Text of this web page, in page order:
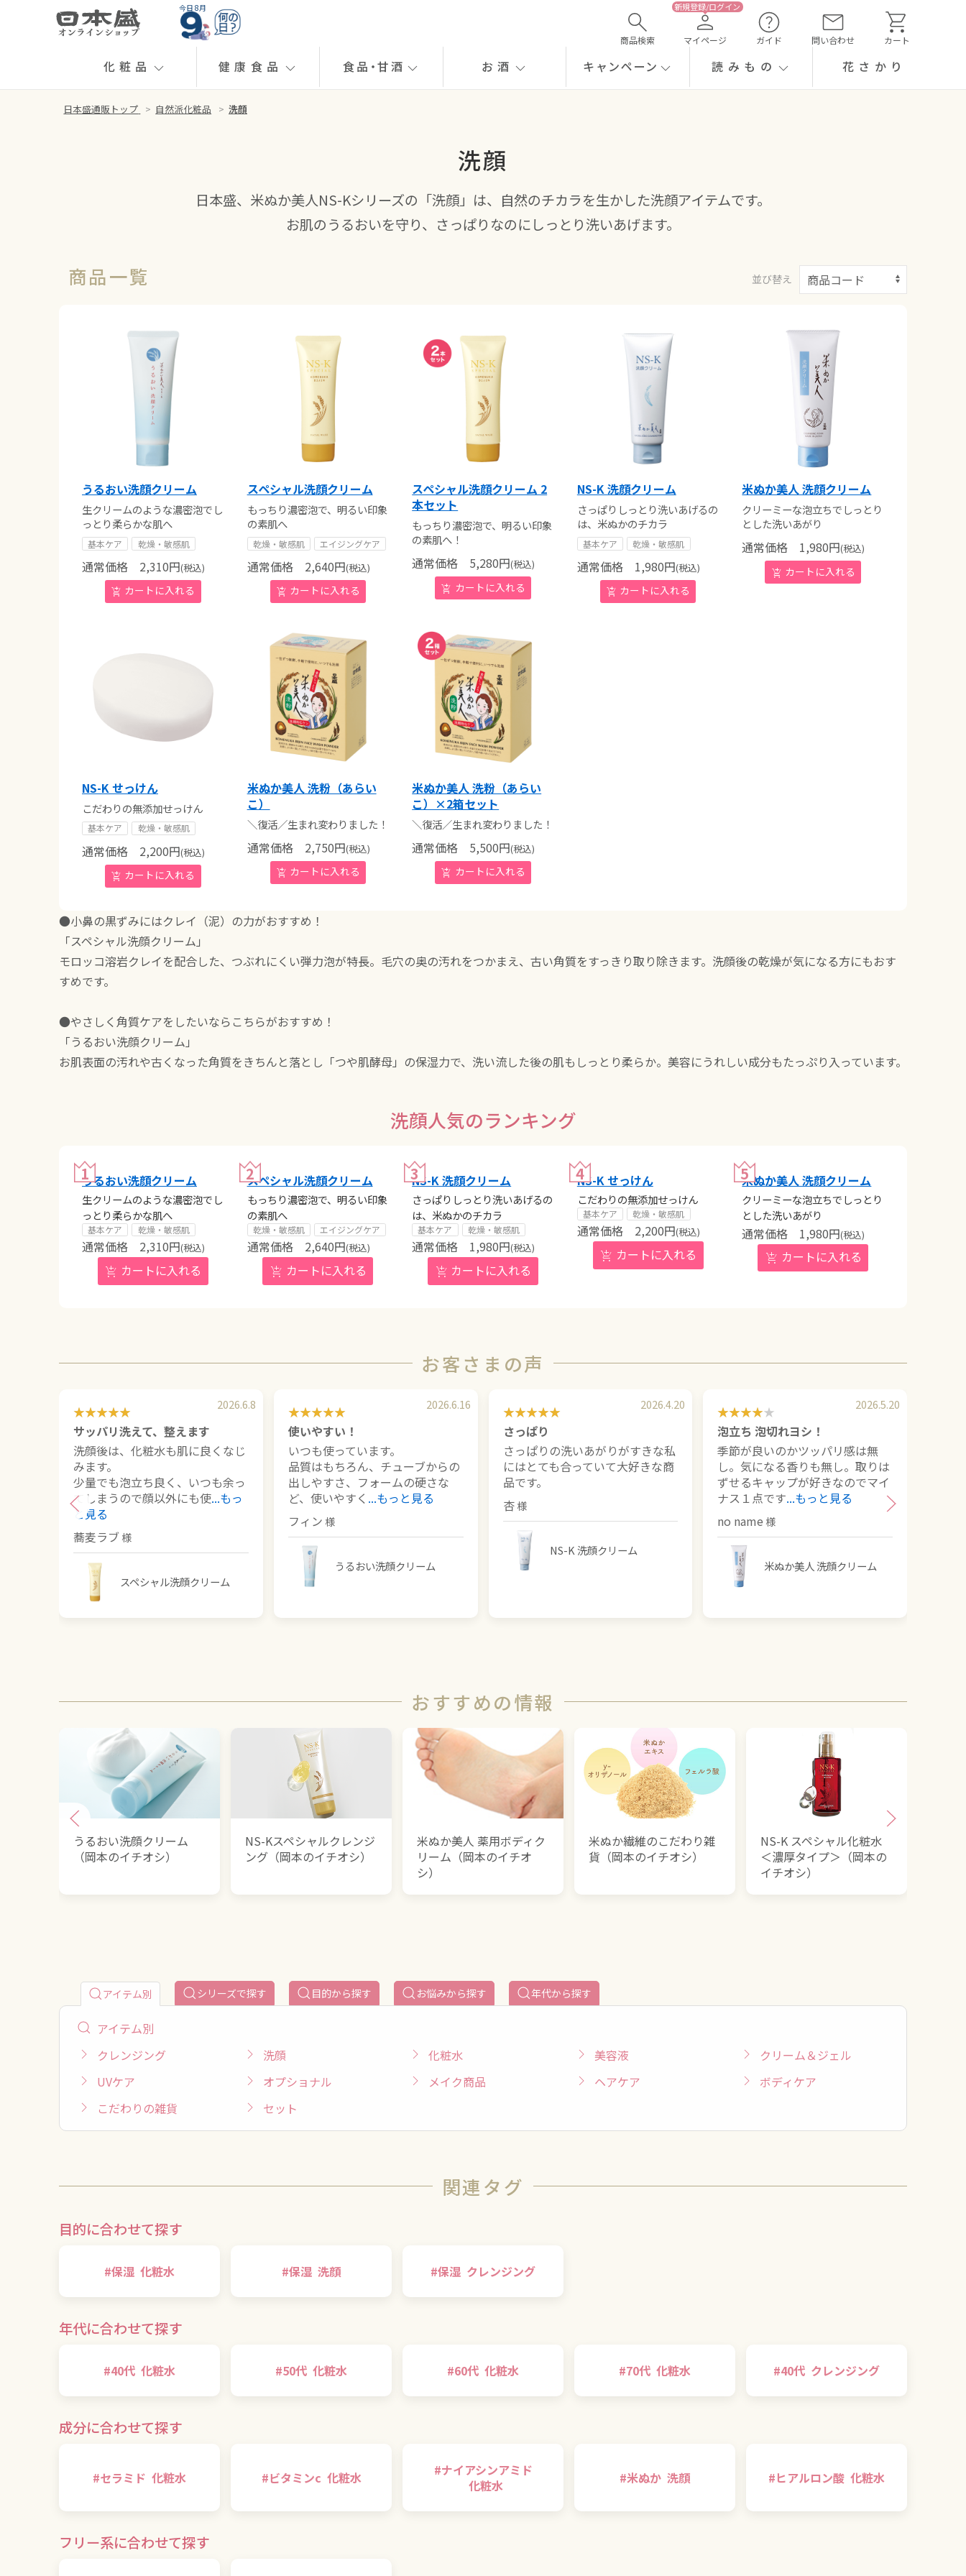
今日 8月
商品検索 マイページ ガイド 問い合わせ カート
化粧品 健康食品 食品・甘酒 お酒 キャンペーン 読みもの 花さかり
日本盛通販トップ > 自然派化粧品 > 洗顔
洗顔
日本盛、米ぬか美人NS-Kシリーズの「洗顔」は、自然のチカラを生かした洗顔アイテムです。
お肌のうるおいを守り、さっぱりなのにしっとり洗いあげます。
並び替え
商品一覧
うるおい洗顔クリーム
生クリームのような濃密泡でし
っとり柔らかな肌へ
基本ケア 乾燥・敏感肌
通常価格 2,310円(税込)
スペシャル洗顔クリーム
もっちり濃密泡で、明るい印象
の素肌へ
乾燥・敏感肌 エイジングケア
通常価格2,640円(税込)
スペシャル洗顔クリーム 2
本セット
もっちり濃密泡で、明るい印象
の素肌へ！
通常価格 5,280円(税込)
NS-K 洗顔クリーム
さっぱりしっとり洗いあげるの
は、米ぬかのチカラ
基本ケア 乾燥・敏感肌
通常価格1,980円(税込)
米ぬか美人 洗顔クリーム
クリーミーな泡立ちでしっとり
とした洗いあがり
通常価格 1,980円(税込)
NS-K せっけん
こだわりの無添加せっけん
基本ケア 乾燥・敏感肌
通常価格 2,200円(税込)
米ぬか美人 洗粉（あらい
こ）
＼復活／生まれ変わりました！
通常価格2,750円(税込)
米ぬか美人 洗粉（あらい
こ）×2箱セット
＼復活／生まれ変わりました！
通常価格 5,500円(税込)
●小鼻の黒ずみにはクレイ（泥）の力がおすすめ！
「スペシャル洗顔クリーム」
モロッコ溶岩クレイを配合した、つぶれにくい弾力泡が特長。毛穴の奥の汚れをつかまえ、古い角質をすっきり取り除きます。洗顔後の乾燥が気になる方にもおす
すめです。
●やさしく角質ケアをしたいならこちらがおすすめ！
「うるおい洗顔クリーム」
お肌表面の汚れや古くなった角質をきちんと落とし「つや肌酵母」の保湿力で、洗い流した後の肌もしっとり柔らか。美容にうれしい成分もたっぷり入っています。
洗顔人気のランキング
うるおい洗顔クリーム
生クリームのような濃密泡でし
っとり柔らかな肌へ
基本ケア 乾燥・敏感肌
2,310円(税込)
スペシャル洗顔クリーム
もっちり濃密泡で、明るい印象
の素肌へ
乾燥・敏感肌 エイジングケア
2,640円(税込)
NS-K 洗顔クリーム
さっぱりしっとり洗いあげるの
は、米ぬかのチカラ
基本ケア 乾燥・敏感肌
1,980円(税込)
NS-K せっけん
こだわりの無添加せっけん
基本ケア 乾燥・敏感肌
2,200円(税込)
米ぬか美人 洗顔クリーム
クリーミーな泡立ちでしっとり
とした洗いあがり
1,980円(税込)
お客さまの声
2026.6.8
サッパリ洗えて、整えます
洗顔後は、化粧水も肌に良くなじ
みます。
少量でも泡立ち良く、いつも余っ
てしまうので顔以外にも使...もっ
と見る
蕎麦ラブ
スペシャル洗顔クリーム
2026.6.16
使いやすい！
いつも使っています。
品質はもちろん、チューブからの
出しやすさ、フォームの硬さな
ど、使いやすく ...もっと見る
フィン
うるおい洗顔クリーム
2026.4.20
さっぱり
さっぱりの洗いあがりがすきな私
にはとても合っていて大好きな商
品です。
杏
NS-K 洗顔クリーム
2026.5.20
泡立ち 泡切れヨシ！
季節が良いのかツッパリ感は無
し。気になる香りも無し。取りは
ずせるキャップが好きなのでマイ
ナス１点です...もっと見る
no name
米ぬか美人 洗顔クリーム
おすすめの情報
うるおい洗顔クリーム
（岡本のイチオシ）
NS-Kスペシャルクレンジ
ング（岡本のイチオシ）
米ぬか美人 薬用ボディク
リーム（岡本のイチオ
シ）
米ぬか繊維のこだわり雑
貨（岡本のイチオシ）
NS-K スペシャル化粧水
＜濃厚タイプ＞（岡本の
イチオシ）
アイテム別 シリーズで探す 目的から探す お悩みから探す 年代から探す
アイテム別
クレンジング
洗顔 化粧水 美容液
クリーム＆ジェル
UVケア
オプショナル メイク商品 ヘアケア
ボディケア
こだわりの雑貨
セット
関連タグ
目的に合わせて探す
#保湿 化粧水 #保湿 洗顔 #保湿 クレンジング
年代に合わせて探す
#40代 化粧水 #50代 化粧水 #60代 化粧水 #70代 化粧水 #40代 クレンジング
成分に合わせて探す
#セラミド 化粧水 #ビタミンc 化粧水 #ナイアシンアミド
化粧水
#米ぬか 洗顔 #ヒアルロン酸 化粧水
フリー系に合わせて探す